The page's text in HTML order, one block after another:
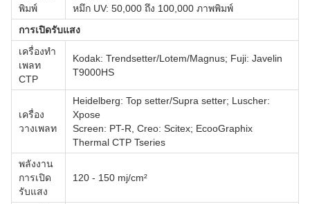
พิมพ์
หมึก UV: 50,000 ถึง 100,000 ภาพพิมพ์
การเปิดรับแสง
เครื่องทำ
เพลท
CTP
Kodak: Trendsetter/Lotem/Magnus; Fuji: Javelin
T9000HS
เครื่อง
วางเพลท
Heidelberg: Top setter/Supra setter; Luscher:
Xpose
Screen: PT-R, Creo: Scitex; EcooGraphix
Thermal CTP Tseries
พลังงาน
การเปิด
รับแสง
120 - 150 mj/cm²